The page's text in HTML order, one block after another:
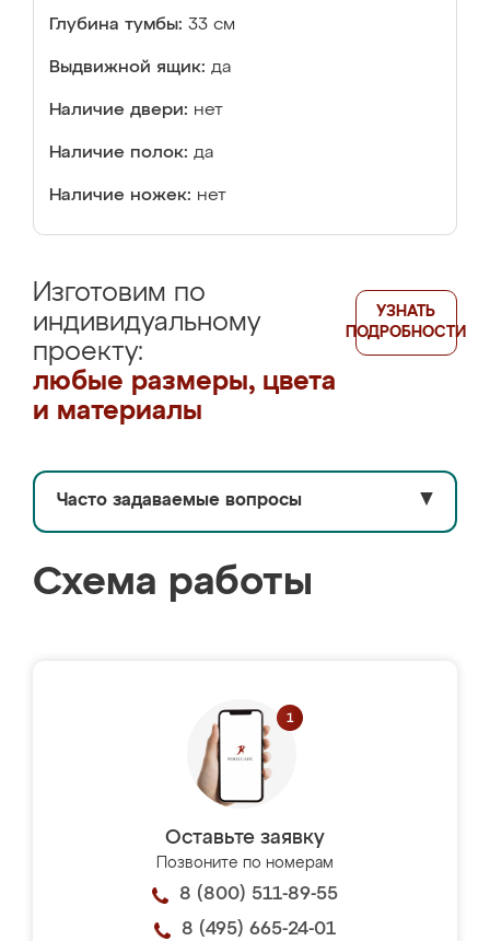
Глубина тумбы: 33 см
Выдвижной ящик: да
Наличие двери: нет
Наличие полок: да
Наличие ножек: нет
Изготовим по
индивидуальному
проекту:
любые размеры, цвета
и материалы
УЗНАТЬ
ПОДРОБНОСТИ
Часто задаваемые вопросы ▼
Схема работы
Оставьте заявку
Позвоните по номерам
8 (800) 511-89-55
8 (495) 665-24-01